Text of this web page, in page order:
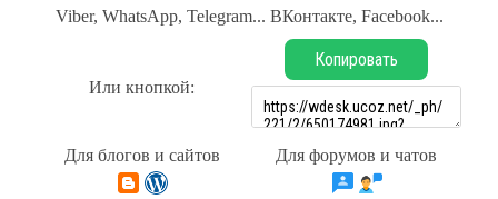
Viber, WhatsApp, Telegram... ВКонтакте, Facebook...
Или кнопкой:
Копировать
Для блогов и сайтов Для форумов и чатов